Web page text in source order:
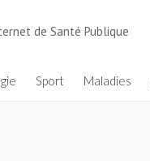
de Santé Publique
Sport Maladies